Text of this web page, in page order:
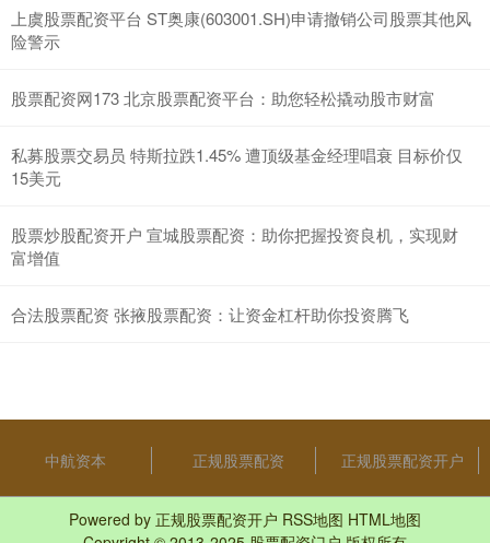
上虞股票配资平台 ST奥康(603001.SH)申请撤销公司股票其他风
险警示
股票配资网173 北京股票配资平台：助您轻松撬动股市财富
私募股票交易员 特斯拉跌1.45% 遭顶级基金经理唱衰 目标价仅
15美元
股票炒股配资开户 宣城股票配资：助你把握投资良机，实现财
富增值
合法股票配资 张掖股票配资：让资金杠杆助你投资腾飞
中航资本 正规股票配资 正规股票配资开户
Powered by 正规股票配资开户 RSS地图 HTML地图